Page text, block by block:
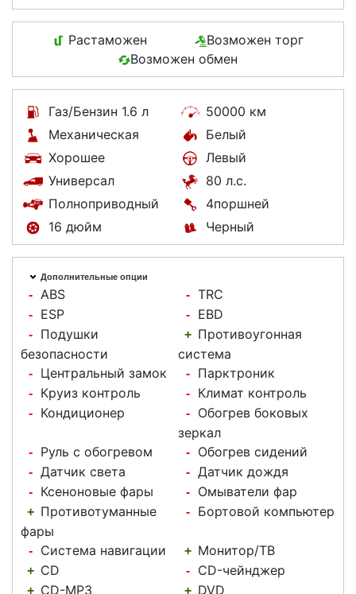
Растаможен
Возможен торг
Возможен обмен
Газ/Бензин 1.6 л
50000 км
Механическая
Белый
Хорошее
Левый
Универсал
80 л.с.
Полноприводный
4поршней
16 дюйм
Черный
Дополнительные опции
- ABS - TRC
- ESP - EBD
-
Подушки
безопасности
+ Противоугонная
система
- Центральный замок - Парктроник
- Круиз контроль - Климат контроль
- Кондиционер -
Обогрев боковых
зеркал
- Руль с обогревом - Обогрев сидений
- Датчик света - Датчик дождя
- Ксеноновые фары - Омыватели фар
+ Противотуманные
фары
- Бортовой компьютер
- Система навигации + Монитор/ТВ
+ CD - CD-чейнджер
+ CD-MP3 + DVD